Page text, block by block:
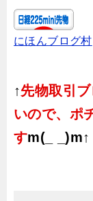
にほんブログ村
↑先物取引
いので、ポ
すm(_ _)m↑